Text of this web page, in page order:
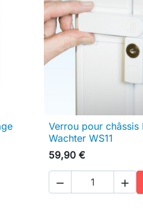
au panier
 Aperçu
Verrou pour châssis
Wachter WS11
59,90 €
 